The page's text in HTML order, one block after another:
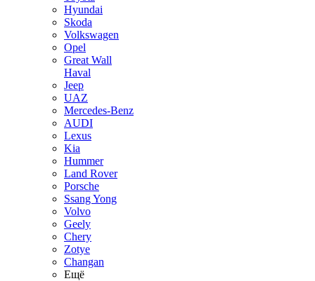
Hyundai
Skoda
Volkswagen
Opel
Great Wall
Haval
Jeep
UAZ
Mercedes-Benz
AUDI
Lexus
Kia
Hummer
Land Rover
Porsche
Ssang Yong
Volvo
Geely
Chery
Zotye
Changan
Ещё